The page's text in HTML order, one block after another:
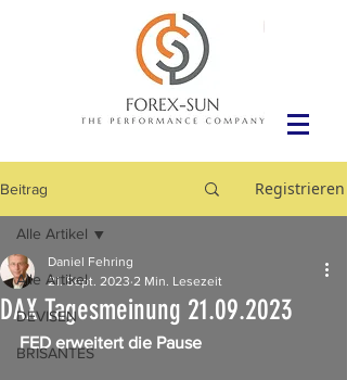
Beitrag Registrieren
Alle Artikel
DEVISEN
BRISANTES
Alle Artikel
DAX Tagesmeinung 21.09.2023
Daniel Fehring
21. Sept. 2023 2 Min. Lesezeit
FED erweitert die Pause